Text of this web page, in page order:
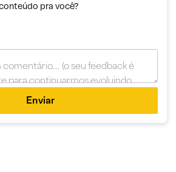
pra você?
Enviar